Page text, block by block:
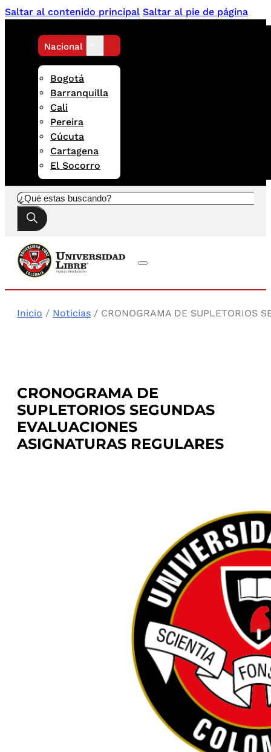
Saltar al contenido principal Saltar al pie de página
Nacional
Bogotá
Barranquilla
Cali
Pereira
Cúcuta
Cartagena
El Socorro
Buscar
Inicio / Noticias / CRONOGRAMA DE SUPLETORIOS
CRONOGRAMA DE
SUPLETORIOS SEGUNDAS
EVALUACIONES
ASIGNATURAS REGULARES